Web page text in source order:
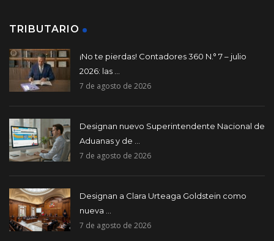
TRIBUTARIO
¡No te pierdas! Contadores 360 N.° 7 – julio
2026: las ...
7 de agosto de 2026
Designan nuevo Superintendente Nacional de
Aduanas y de ...
7 de agosto de 2026
Designan a Clara Urteaga Goldstein como
nueva ...
7 de agosto de 2026